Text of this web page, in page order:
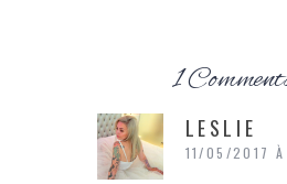
1
LESLIE
11/05/2017